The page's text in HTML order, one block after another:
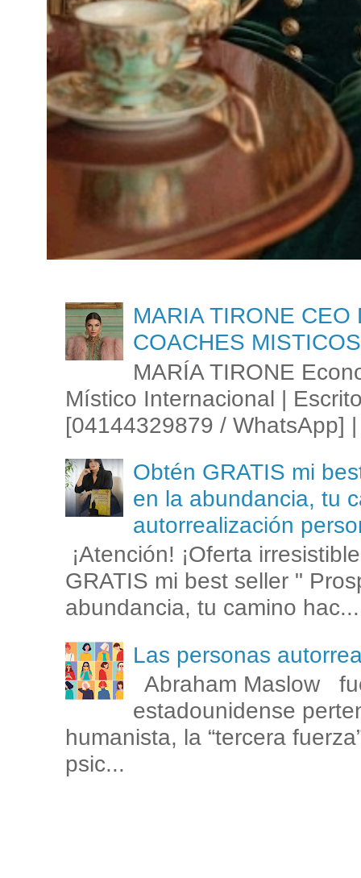
MARIA TIRONE
COACHES
MARÍA TIRONE
Místico Internacional |
[04144329879 / WhatsApp]
Obtén GRATIS mi
en la abundancia, tu
autorrealización
¡Atención! ¡Oferta
GRATIS mi best seller "
abundancia, tu camino hac...
Las personas
Abraham Maslow
estadounidense
humanista, la “tercera
psic...